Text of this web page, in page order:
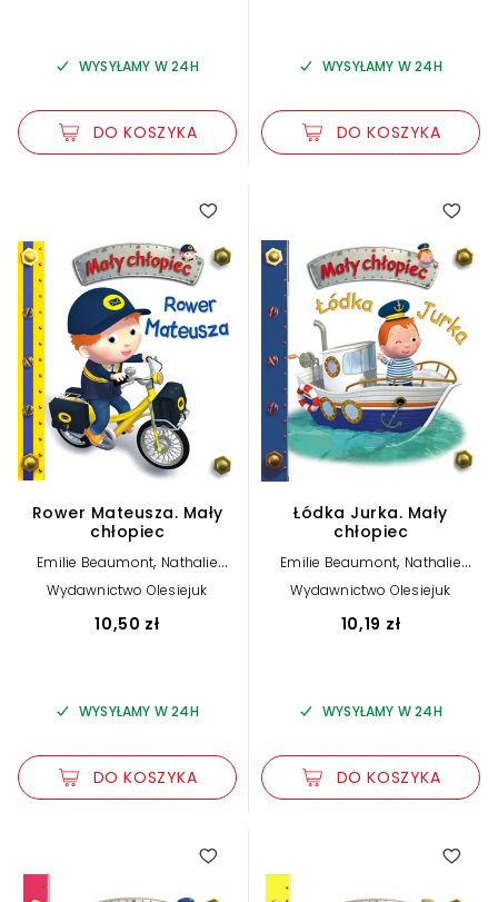
WYSYŁAMY W 24H
DO KOSZYKA
WYSYŁAMY W 24H
DO KOSZYKA
Rower Mateusza. Mały
chłopiec
Emilie Beaumont, Nathalie
Belineau
Alexis Nesme (ilustr.)
Wydawnictwo Olesiejuk
10,50 zł
WYSYŁAMY W 24H
DO KOSZYKA
Łódka Jurka. Mały
chłopiec
Emilie Beaumont, Nathalie
Belineau
Alexis Nesme (ilustr.)
Wydawnictwo Olesiejuk
10,19 zł
WYSYŁAMY W 24H
DO KOSZYKA